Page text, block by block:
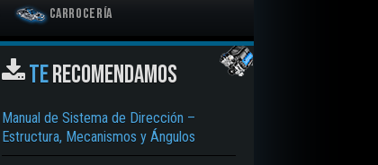
Carrocería
TERECOMENDAMOS
Manual de Sistema de Dirección –
Estructura, Mecanismos y Ángulos